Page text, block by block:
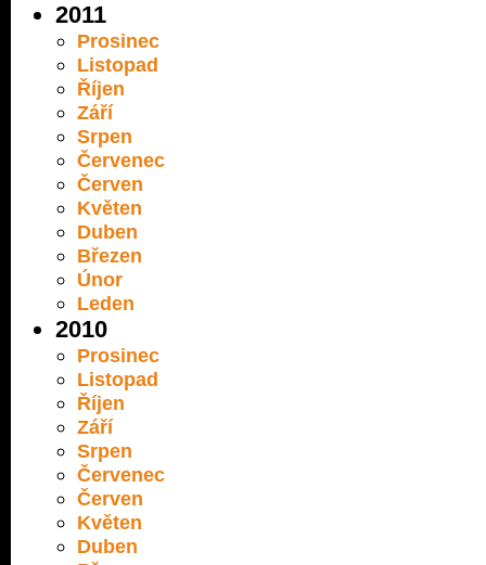
2011
Prosinec
Listopad
Říjen
Září
Srpen
Červenec
Červen
Květen
Duben
Březen
Únor
Leden
2010
Prosinec
Listopad
Říjen
Září
Srpen
Červenec
Červen
Květen
Duben